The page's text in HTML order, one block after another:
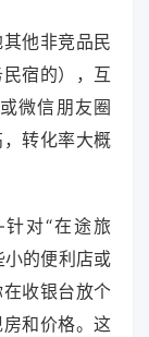
他非竞品民
宿的），互
微信朋友圈
转化率大概
对“在途旅
小的便利店或
收银台放个
和价格。这